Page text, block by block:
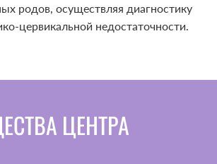
родов, осуществляя диагностику
цервикальной недостаточности.
родов, осуществляя диагностику
цервикальной недостаточности.
ЦЕНТРА